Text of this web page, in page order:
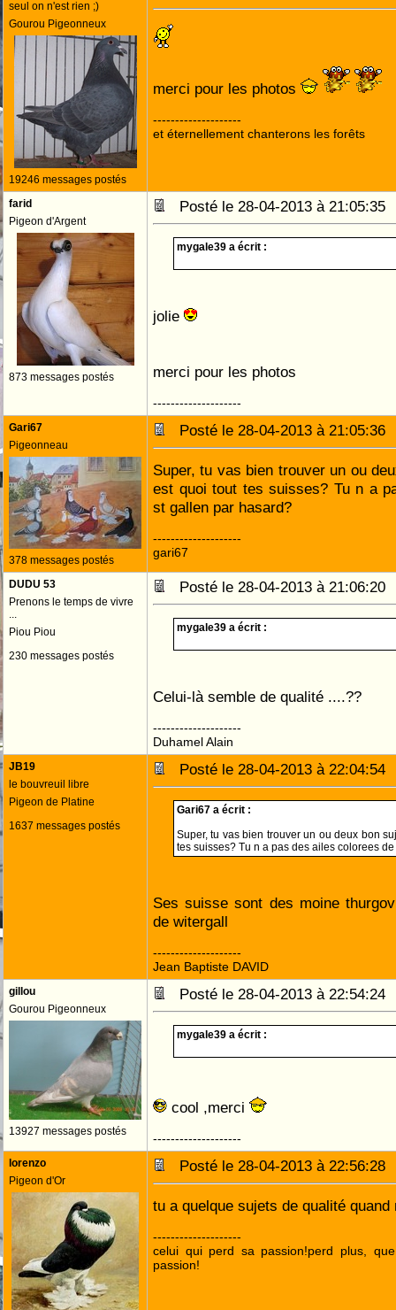
seul on n'est rien ;)
Gourou Pigeonneux
19246 messages postés
merci pour les photos
--------------------
et éternellement chanterons les forêts
farid
Pigeon d'Argent
873 messages postés
Posté le 28-04-2013 à
mygale39 a écrit :
jolie
merci pour les photos
--------------------
Gari67
Pigeonneau
378 messages postés
Posté le 28-04-2013 à
Super, tu vas bien trouver un ou
est quoi tout tes suisses? Tu n a
st gallen par hasard?
--------------------
gari67
DUDU 53
Prenons le temps de vivre
...
Piou Piou
230 messages postés
Posté le 28-04-2013 à
mygale39 a écrit :
Celui-là semble de qualité ....??
--------------------
Duhamel Alain
JB19
le bouvreuil libre
Pigeon de Platine
1637 messages postés
Posté le 28-04-2013 à
Gari67 a écrit :
Super, tu vas bien trouver un ou deux bon
tes suisses? Tu n a pas des ailes colorees
Ses suisse sont des moine
de witergall
--------------------
Jean Baptiste DAVID
gillou
Gourou Pigeonneux
13927 messages postés
Posté le 28-04-2013 à
mygale39 a écrit :
cool ,merci
--------------------
lorenzo
Pigeon d'Or
Posté le 28-04-2013 à
tu a quelque sujets de qualité
--------------------
celui qui perd sa passion!perd plus,
passion!